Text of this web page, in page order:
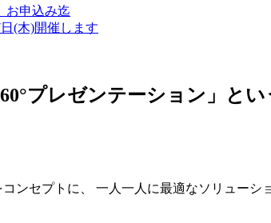
お申込み迄
(木)開催します
プレゼンテーション」と
ンセプトに、 一人一人に最適なソリューシ